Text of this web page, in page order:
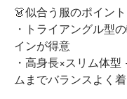
👗似合う服のポイント
・トライアングル型
インが得意
・高身長×スリム体
ムまでバランスよく